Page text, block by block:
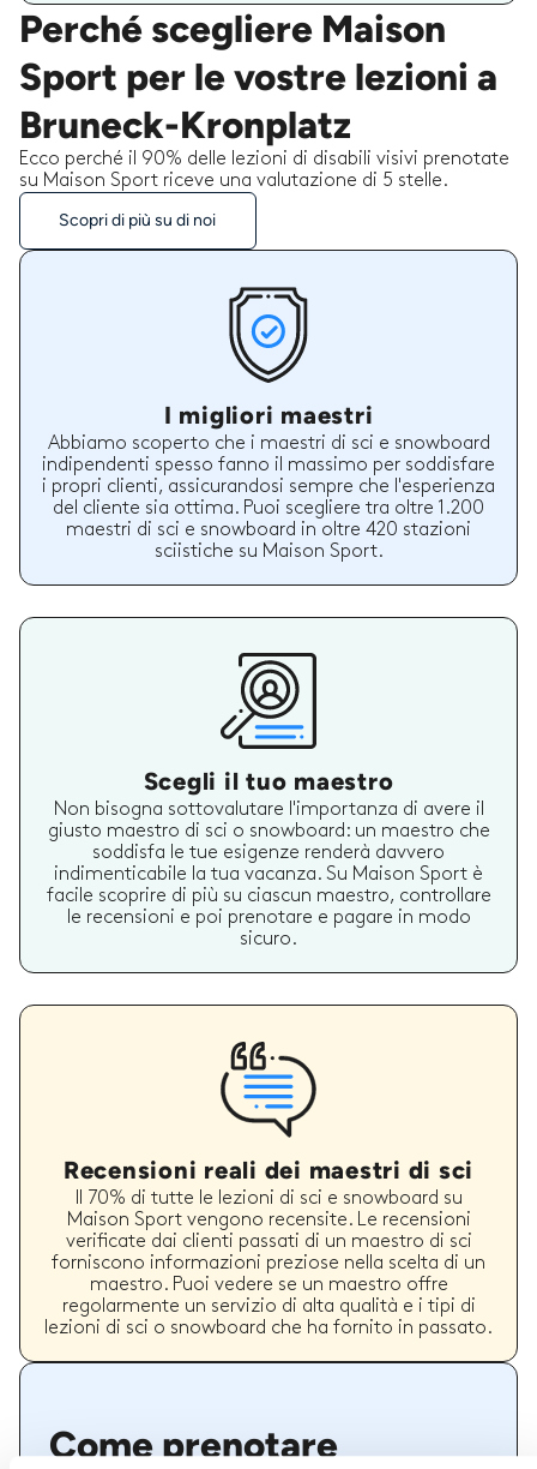
Perché scegliere Maison
Sport per le vostre lezioni a
Bruneck-Kronplatz
Ecco perché il 90% delle lezioni di disabili visivi prenotate
su Maison Sport riceve una valutazione di 5 stelle.
Scopri di più su di noi
I migliori maestri
Abbiamo scoperto che i maestri di sci e snowboard
indipendenti spesso fanno il massimo per soddisfare
i propri clienti, assicurandosi sempre che l'esperienza
del cliente sia ottima. Puoi scegliere tra oltre 1.200
maestri di sci e snowboard in oltre 420 stazioni
sciistiche su Maison Sport.
Scegli il tuo maestro
Non bisogna sottovalutare l'importanza di avere il
giusto maestro di sci o snowboard: un maestro che
soddisfa le tue esigenze renderà davvero
indimenticabile la tua vacanza. Su Maison Sport è
facile scoprire di più su ciascun maestro, controllare
le recensioni e poi prenotare e pagare in modo
sicuro.
Recensioni reali dei maestri di sci
Il 70% di tutte le lezioni di sci e snowboard su
Maison Sport vengono recensite. Le recensioni
verificate dai clienti passati di un maestro di sci
forniscono informazioni preziose nella scelta di un
maestro. Puoi vedere se un maestro offre
regolarmente un servizio di alta qualità e i tipi di
lezioni di sci o snowboard che ha fornito in passato.
Come prenotare